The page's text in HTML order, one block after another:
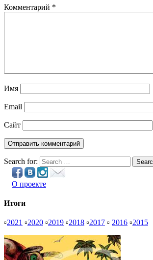
Комментарий *
Имя
Email
Сайт
Search for:
О проекте
Итоги
▫2021 ▫2020 ▫2019 ▫2018 ▫2017 ▫ 2016 ▫2015